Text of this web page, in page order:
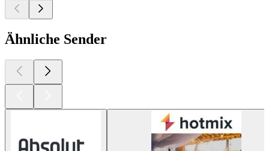
Ähnliche Sender